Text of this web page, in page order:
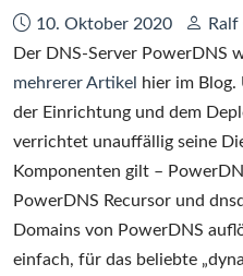
Datum:
10. Oktober 2020
Der DNS-Server PowerDNS
mehrerer Artikel
hier im
der Einrichtung und dem
verrichtet unauffällig seine
Komponenten gilt –
PowerDNS Recursor und
Domains von PowerDNS
einfach, für das beliebte